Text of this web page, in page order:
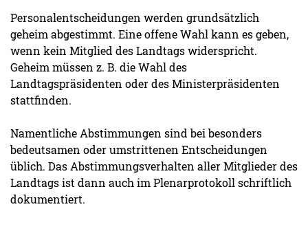
Personalentscheidungen werden grundsätzlich
geheim abgestimmt. Eine offene Wahl kann es geben,
wenn kein Mitglied des Landtags widerspricht.
Geheim müssen z. B. die Wahl des
Landtagspräsidenten oder des Ministerpräsidenten
stattfinden.
Namentliche Abstimmungen sind bei besonders
bedeutsamen oder umstrittenen Entscheidungen
üblich. Das Abstimmungsverhalten aller Mitglieder des
Landtags ist dann auch im Plenarprotokoll schriftlich
dokumentiert.